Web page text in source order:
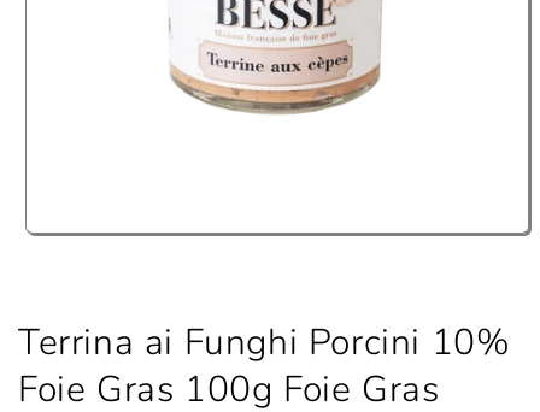
Open
Terrina ai Funghi Porcini 10%
Foie Gras 100g Foie Gras